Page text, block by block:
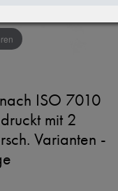
ISO 7010
mit 2
Varianten -